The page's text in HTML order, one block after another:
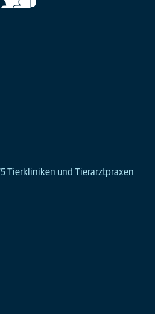
Tierkliniken und Tierarztpraxen